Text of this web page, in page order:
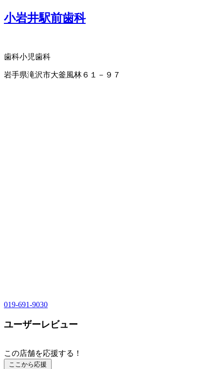
小岩井駅前歯科
歯科小児歯科
岩手県滝沢市大釜風林６１－９７
019-691-9030
ユーザーレビュー
この店舗を応援する！
ここから応援